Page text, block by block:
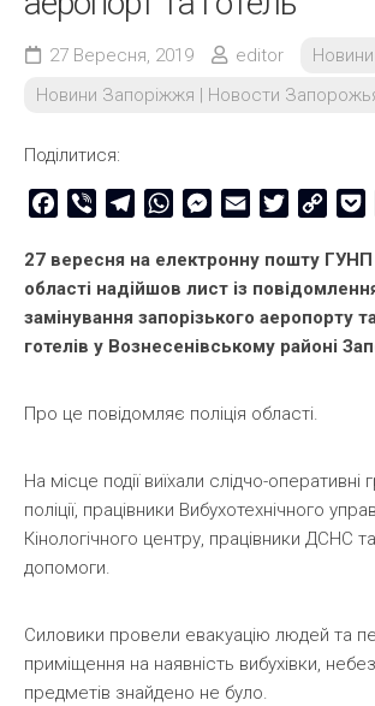
27 Вересня, 2019 editor
Новини
Новини Запоріжжя | Новости
Поділитися:
Facebook
Viber TelegramWhatsAppMessenger
Email TwitterCopy
27 вересня на електронну пошту ГУНП
області надійшов лист із
замінування запорізького аеропорту
готелів у Вознесенівському районі
Про це повідомляє поліція області.
На місце події виїхали слідчо-оперативні
поліції, працівники Вибухотехнічного
Кінологічного центру, працівники ДСНС
допомоги.
Силовики провели евакуацію людей та
приміщення на наявність вибухівки,
предметів знайдено не було.